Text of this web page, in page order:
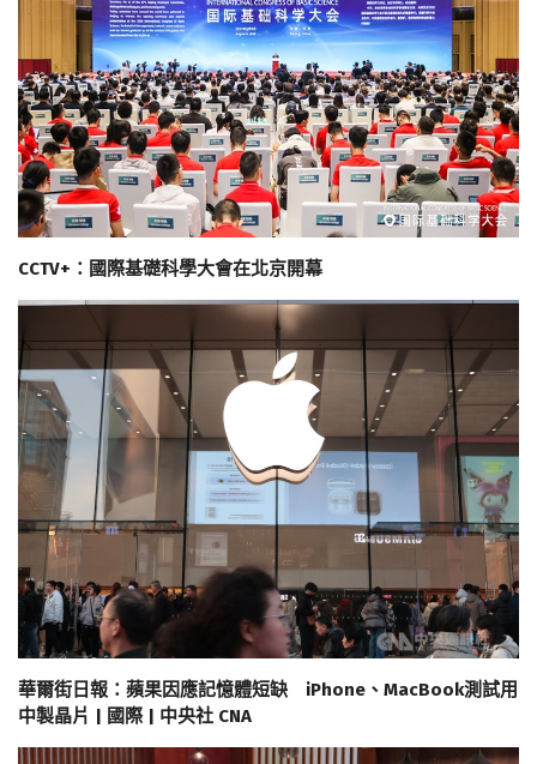
CCTV+：國際基礎科學大會在北京開幕
華爾街日報：蘋果因應記憶體短缺 iPhone、MacBook測試用
中製晶片 | 國際 | 中央社 CNA